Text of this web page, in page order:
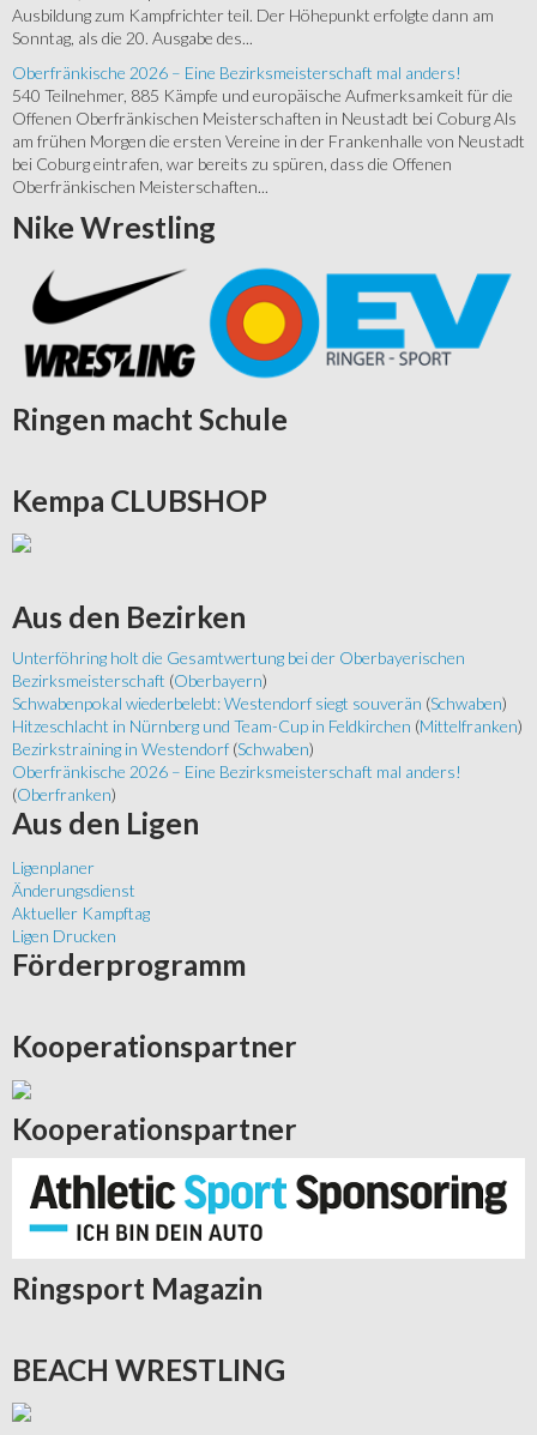
Ausbildung zum Kampfrichter teil. Der Höhepunkt erfolgte dann am
Sonntag, als die 20. Ausgabe des...
Oberfränkische 2026 – Eine Bezirksmeisterschaft mal anders!
540 Teilnehmer, 885 Kämpfe und europäische Aufmerksamkeit für die
Offenen Oberfränkischen Meisterschaften in Neustadt bei Coburg Als
am frühen Morgen die ersten Vereine in der Frankenhalle von Neustadt
bei Coburg eintrafen, war bereits zu spüren, dass die Offenen
Oberfränkischen Meisterschaften...
Nike Wrestling
Ringen macht Schule
Kempa CLUBSHOP
Aus den Bezirken
Unterföhring holt die Gesamtwertung bei der Oberbayerischen
Bezirksmeisterschaft (Oberbayern)
Schwabenpokal wiederbelebt: Westendorf siegt souverän (Schwaben)
Hitzeschlacht in Nürnberg und Team-Cup in Feldkirchen (Mittelfranken)
Bezirkstraining in Westendorf (Schwaben)
Oberfränkische 2026 – Eine Bezirksmeisterschaft mal anders!
(Oberfranken)
Aus den Ligen
Ligenplaner
Änderungsdienst
Aktueller Kampftag
Ligen Drucken
Förderprogramm
Kooperationspartner
Kooperationspartner
Ringsport Magazin
BEACH WRESTLING